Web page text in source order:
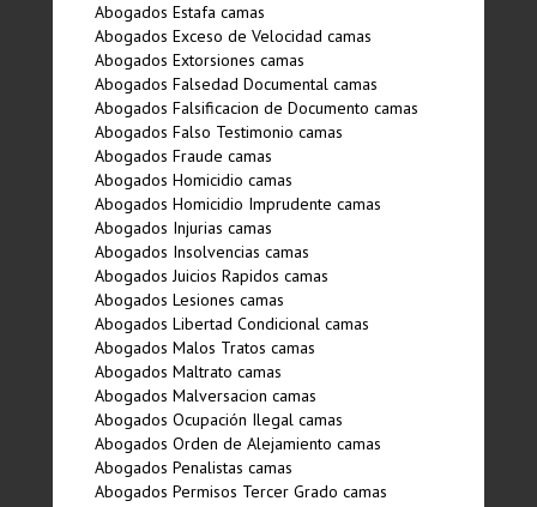
Abogados Estafa camas
Abogados Exceso de Velocidad camas
Abogados Extorsiones camas
Abogados Falsedad Documental camas
Abogados Falsificacion de Documento camas
Abogados Falso Testimonio camas
Abogados Fraude camas
Abogados Homicidio camas
Abogados Homicidio Imprudente camas
Abogados Injurias camas
Abogados Insolvencias camas
Abogados Juicios Rapidos camas
Abogados Lesiones camas
Abogados Libertad Condicional camas
Abogados Malos Tratos camas
Abogados Maltrato camas
Abogados Malversacion camas
Abogados Ocupación Ilegal camas
Abogados Orden de Alejamiento camas
Abogados Penalistas camas
Abogados Permisos Tercer Grado camas